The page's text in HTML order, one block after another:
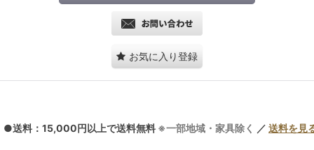
お気に入り登録
●送料：15,000円以上で送料無料 ※一部地域・家具除く ／ 送料を見